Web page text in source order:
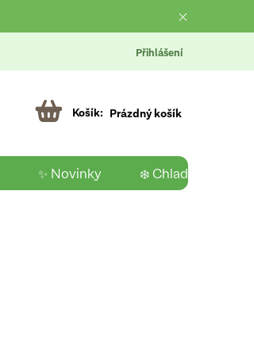
Přihlášení
Prázdný košík
✨ Novinky ❄️ Chladící